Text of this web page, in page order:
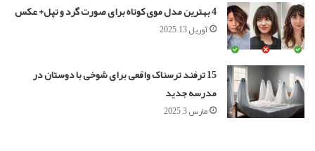
4 بهترین مدل موی کوتاه برای صورت گرد و تپل+ عکس
آوریل 13, 2025
15 ترفند ترسناک واقعی برای شوخی با دوستان در
مدرسه جدید
مارس 3, 2025